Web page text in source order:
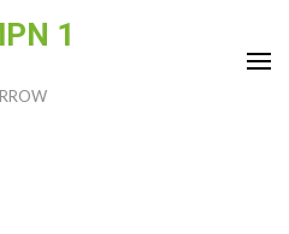
1